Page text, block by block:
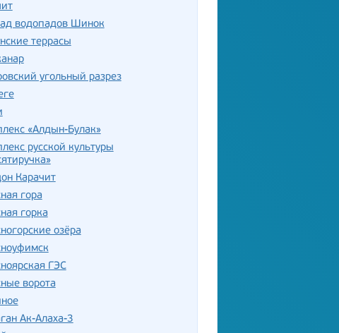
водопадов Шинок
террасы
угольный разрез
«Алдын-Булак»
русской культуры
Карачит
гора
горка
озёра
ГЭС
ворота
Ак-Алаха-3